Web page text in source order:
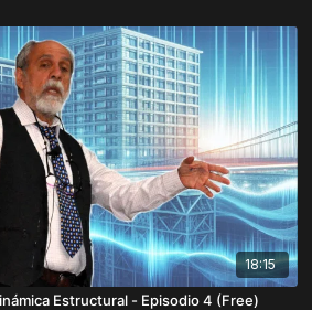
18:15
Estructural - Episodio 4 (Free)